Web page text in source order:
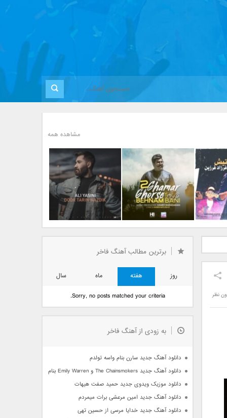
مشاهده همه
فرزاد
بانی بنام قرص قمر 2
یاسینی بنام دورترین نزدیک
نظر
برترین مطالب آهنگ فاخر
روز هفته ماه
سال
Sorry, no posts matched your criteria.
به زودی از آهنگ فاخر
دانلود آهنگ جدید سارن بنام واسه تولدم
دانلود آهنگ جدید The Chainsmokers و Emily Warren بنام Side Effects
دانلود موزیک ویدوی جدید حمید صفت هیهات
دانلود آهنگ جدید امین مرعشی برات میمردم
دانلود آهنگ جدید خدایا مرسی از حسین تهی